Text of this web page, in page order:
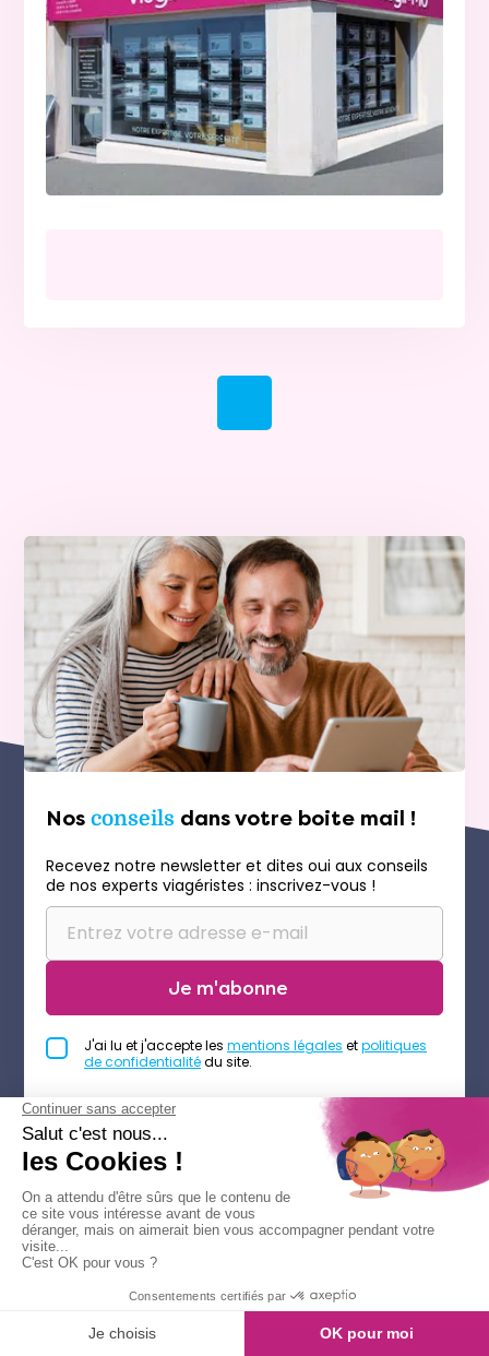
Nos conseils dans votre boite mail !
Recevez notre newsletter et dites oui aux conseils
de nos experts viagéristes : inscrivez-vous !
Je m'abonne
J'ai lu et j'accepte les mentions légales etpolitiques
de confidentialitédu site.